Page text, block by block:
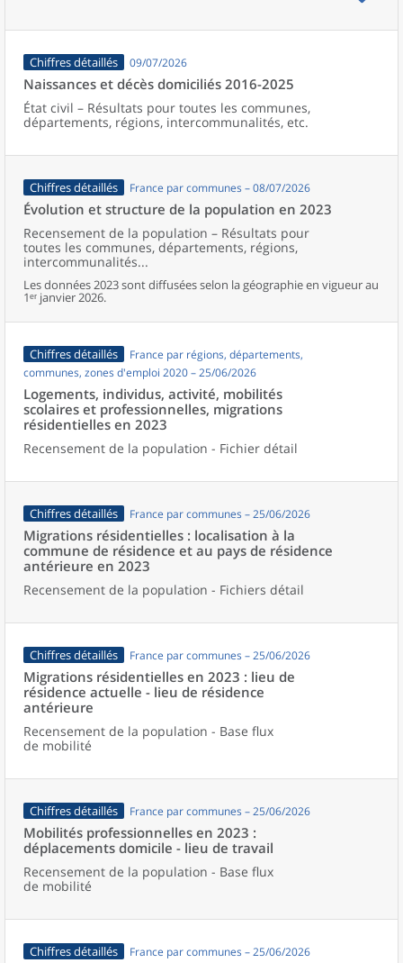
Chiffres détaillés 09/07/2026
Naissances et décès domiciliés 2016-2025
État civil – Résultats pour toutes les communes,
départements, régions, intercommunalités, etc.
Chiffres détaillés France par communes – 08/07/2026
Évolution et structure de la population en 2023
Recensement de la population – Résultats pour
toutes les communes, départements, régions,
intercommunalités...
Les données 2023 sont diffusées selon la géographie en vigueur au
1ᵉʳ janvier 2026.
Chiffres détaillés
France par régions, départements,
communes, zones d'emploi 2020 – 25/06/2026
Logements, individus, activité, mobilités
scolaires et professionnelles, migrations
résidentielles en 2023
Recensement de la population - Fichier détail
Chiffres détaillés France par communes – 25/06/2026
Migrations résidentielles : localisation à la
commune de résidence et au pays de résidence
antérieure en 2023
Recensement de la population - Fichiers détail
Chiffres détaillés France par communes – 25/06/2026
Migrations résidentielles en 2023 : lieu de
résidence actuelle - lieu de résidence
antérieure
Recensement de la population - Base flux
de mobilité
Chiffres détaillés France par communes – 25/06/2026
Mobilités professionnelles en 2023 :
déplacements domicile - lieu de travail
Recensement de la population - Base flux
de mobilité
Chiffres détaillés France par communes – 25/06/2026